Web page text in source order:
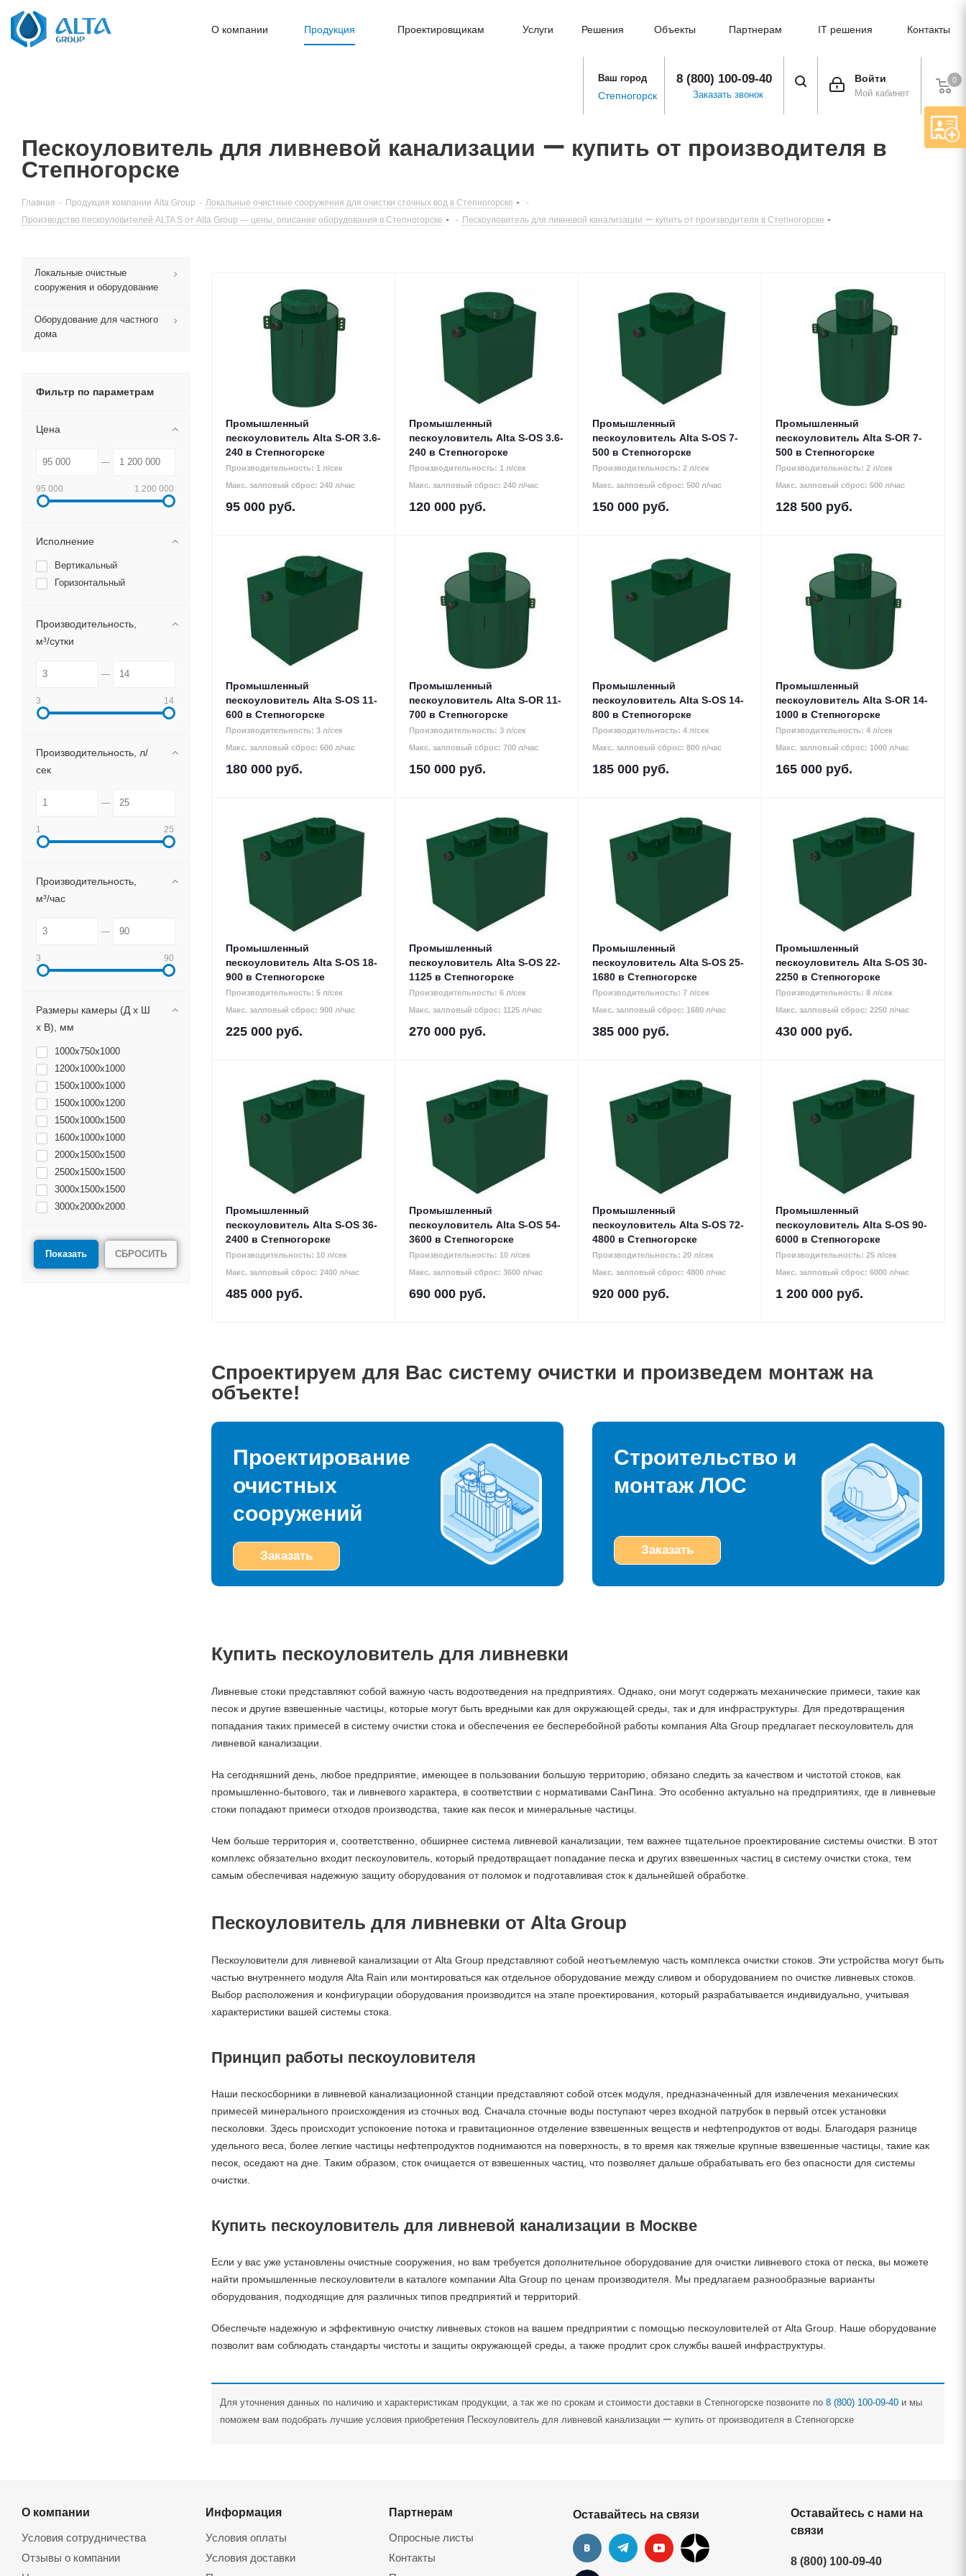
О компании Продукция Проектировщикам Услуги Решения Объекты Партнерам IT решения Контакты
0
Войти
Мой кабинет
8 (800) 100-09-40
Заказать звонок
Ваш город
Степногорск
Пескоуловитель для ливневой канализации ー купить от производителя в
Степногорске
Главная - Продукция компании Alta Group - Локальные очистные сооружения для очистки сточных вод в Степногорске
-
Производство пескоуловителей ALTA S от Alta Group — цены, описание оборудования в Степногорске
- Пескоуловитель для ливневой канализации ー купить от производителя в Степногорске
Промышленный
пескоуловитель Alta S-OR 3.6-
240 в Степногорске
Производительность: 1 л/сек
Макс. залповый сброс: 240 л/час
95 000 руб.
Промышленный
пескоуловитель Alta S-OS 3.6-
240 в Степногорске
Производительность: 1 л/сек
Макс. залповый сброс: 240 л/час
120 000 руб.
Промышленный
пескоуловитель Alta S-OS 7-
500 в Степногорске
Производительность: 2 л/сек
Макс. залповый сброс: 500 л/час
150 000 руб.
Промышленный
пескоуловитель Alta S-OR 7-
500 в Степногорске
Производительность: 2 л/сек
Макс. залповый сброс: 500 л/час
128 500 руб.
Промышленный
пескоуловитель Alta S-OS 11-
600 в Степногорске
Производительность: 3 л/сек
Макс. залповый сброс: 600 л/час
180 000 руб.
Промышленный
пескоуловитель Alta S-OR 11-
700 в Степногорске
Производительность: 3 л/сек
Макс. залповый сброс: 700 л/час
150 000 руб.
Промышленный
пескоуловитель Alta S-OS 14-
800 в Степногорске
Производительность: 4 л/сек
Макс. залповый сброс: 800 л/час
185 000 руб.
Промышленный
пескоуловитель Alta S-OR 14-
1000 в Степногорске
Производительность: 4 л/сек
Макс. залповый сброс: 1000 л/час
165 000 руб.
Промышленный
пескоуловитель Alta S-OS 18-
900 в Степногорске
Производительность: 5 л/сек
Макс. залповый сброс: 900 л/час
225 000 руб.
Промышленный
пескоуловитель Alta S-OS 22-
1125 в Степногорске
Производительность: 6 л/сек
Макс. залповый сброс: 1125 л/час
270 000 руб.
Промышленный
пескоуловитель Alta S-OS 25-
1680 в Степногорске
Производительность: 7 л/сек
Макс. залповый сброс: 1680 л/час
385 000 руб.
Промышленный
пескоуловитель Alta S-OS 30-
2250 в Степногорске
Производительность: 8 л/сек
Макс. залповый сброс: 2250 л/час
430 000 руб.
Промышленный
пескоуловитель Alta S-OS 36-
2400 в Степногорске
Производительность: 10 л/сек
Макс. залповый сброс: 2400 л/час
485 000 руб.
Промышленный
пескоуловитель Alta S-OS 54-
3600 в Степногорске
Производительность: 10 л/сек
Макс. залповый сброс: 3600 л/час
690 000 руб.
Промышленный
пескоуловитель Alta S-OS 72-
4800 в Степногорске
Производительность: 20 л/сек
Макс. залповый сброс: 4800 л/час
920 000 руб.
Промышленный
пескоуловитель Alta S-OS 90-
6000 в Степногорске
Производительность: 25 л/сек
Макс. залповый сброс: 6000 л/час
1 200 000 руб.
Спроектируем для Вас систему очистки и произведем монтаж на
объекте!
Проектирование
очистных
сооружений
Заказать
Строительство и
монтаж ЛОС
Заказать
Купить пескоуловитель для ливневки
Ливневые стоки представляют собой важную часть водоотведения на предприятиях. Однако, они могут содержать механические примеси, такие как
песок и другие взвешенные частицы, которые могут быть вредными как для окружающей среды, так и для инфраструктуры. Для предотвращения
попадания таких примесей в систему очистки стока и обеспечения ее бесперебойной работы компания Alta Group предлагает пескоуловитель для
ливневой канализации.
На сегодняшний день, любое предприятие, имеющее в пользовании большую территорию, обязано следить за качеством и чистотой стоков, как
промышленно-бытового, так и ливневого характера, в соответствии с нормативами СанПина. Это особенно актуально на предприятиях, где в ливневые
стоки попадают примеси отходов производства, такие как песок и минеральные частицы.
Чем больше территория и, соответственно, обширнее система ливневой канализации, тем важнее тщательное проектирование системы очистки. В этот
комплекс обязательно входит пескоуловитель, который предотвращает попадание песка и других взвешенных частиц в систему очистки стока, тем
самым обеспечивая надежную защиту оборудования от поломок и подготавливая сток к дальнейшей обработке.
Пескоуловитель для ливневки от Alta Group
Пескоуловители для ливневой канализации от Alta Group представляют собой неотъемлемую часть комплекса очистки стоков. Эти устройства могут быть
частью внутреннего модуля Alta Rain или монтироваться как отдельное оборудование между сливом и оборудованием по очистке ливневых стоков.
Выбор расположения и конфигурации оборудования производится на этапе проектирования, который разрабатывается индивидуально, учитывая
характеристики вашей системы стока.
Принцип работы пескоуловителя
Наши пескосборники в ливневой канализационной станции представляют собой отсек модуля, предназначенный для извлечения механических
примесей минерального происхождения из сточных вод. Сначала сточные воды поступают через входной патрубок в первый отсек установки
песколовки. Здесь происходит успокоение потока и гравитационное отделение взвешенных веществ и нефтепродуктов от воды. Благодаря разнице
удельного веса, более легкие частицы нефтепродуктов поднимаются на поверхность, в то время как тяжелые крупные взвешенные частицы, такие как
песок, оседают на дне. Таким образом, сток очищается от взвешенных частиц, что позволяет дальше обрабатывать его без опасности для системы
очистки.
Купить пескоуловитель для ливневой канализации в Москве
Если у вас уже установлены очистные сооружения, но вам требуется дополнительное оборудование для очистки ливневого стока от песка, вы можете
найти промышленные пескоуловители в каталоге компании Alta Group по ценам производителя. Мы предлагаем разнообразные варианты
оборудования, подходящие для различных типов предприятий и территорий.
Обеспечьте надежную и эффективную очистку ливневых стоков на вашем предприятии с помощью пескоуловителей от Alta Group. Наше оборудование
позволит вам соблюдать стандарты чистоты и защиты окружающей среды, а также продлит срок службы вашей инфраструктуры.
Для уточнения данных по наличию и характеристикам продукции, а так же по срокам и стоимости доставки в Степногорске позвоните по 8 (800) 100-09-40 и мы
поможем вам подобрать лучшие условия приобретения Пескоуловитель для ливневой канализации ー купить от производителя в Степногорске
Локальные очистные
сооружения и оборудование
Оборудование для частного
дома
Фильтр по параметрам
Цена
95 000 1 200 000
Исполнение
Вертикальный
Горизонтальный
Производительность,
м³/сутки
3 14
Производительность, л/
сек
1 25
Производительность,
м³/час
3 90
Размеры камеры (Д х Ш
х В), мм
1000х750х1000
1200х1000х1000
1500х1000х1000
1500х1000х1200
1500х1000х1500
1600х1000х1000
2000х1500х1500
2500х1500х1500
3000х1500х1500
3000х2000х2000
СБРОСИТЬ
О компании
Условия сотрудничества
Отзывы о компании
Информация
Условия оплаты
Условия доставки
Партнерам
Опросные листы
Контакты
Оставайтесь на связи
Оставайтесь с нами на
связи
8 (800) 100-09-40